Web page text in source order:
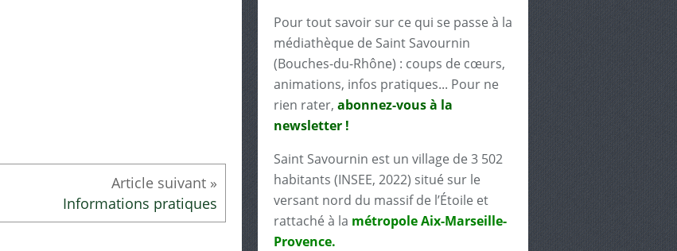
Informations pratiques
Pour tout savoir sur ce qui se passe à la
médiathèque de Saint Savournin
(Bouches-du-Rhône) : coups de cœurs,
animations, infos pratiques... Pour ne
rien rater, abonnez-vous à la
newsletter !
Saint Savournin est un village de 3 502
habitants (INSEE, 2022) situé sur le
versant nord du massif de l’Étoile et
rattaché à la métropole Aix-Marseille-
Provence.